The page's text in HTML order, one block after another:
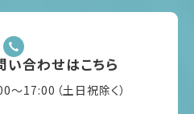
い合わせはこちら
17:00（土日祝除く）